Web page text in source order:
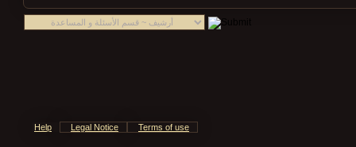
Help Legal Notice Terms of use